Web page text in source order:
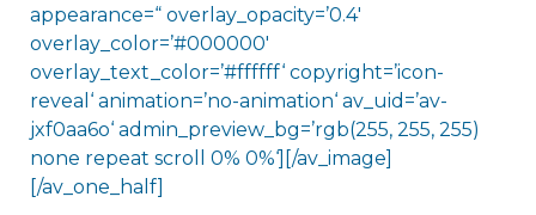
appearance=“ overlay_opacity=’0.4′
overlay_color=’#000000′
overlay_text_color=’#ffffff‘ copyright=’icon-
reveal‘ animation=’no-animation‘ av_uid=’av-
jxf0aa6o‘ admin_preview_bg=’rgb(255, 255, 255)
none repeat scroll 0% 0%‘][/av_image]
[/av_one_half]